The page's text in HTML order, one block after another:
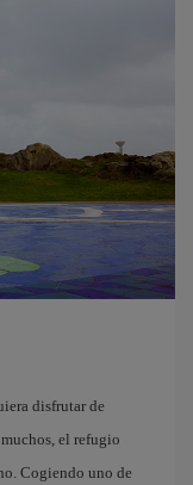
disfrutar de
el refugio
Cogiendo uno de